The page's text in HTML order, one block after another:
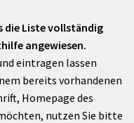
die Liste vollständig
angewiesen.
eintragen lassen
bereits vorhandenen
Homepage des
nutzen Sie bitte